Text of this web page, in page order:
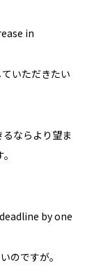
in
いただきたい
ならより望ま
by one
のですが。